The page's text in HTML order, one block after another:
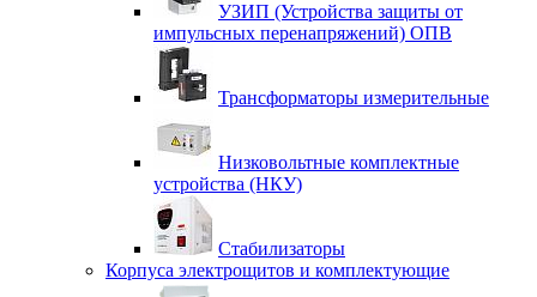
УЗИП (Устройства защиты от
импульсных перенапряжений) ОПВ
Трансформаторы измерительные
Низковольтные комплектные
устройства (НКУ)
Стабилизаторы
Корпуса электрощитов и комплектующие